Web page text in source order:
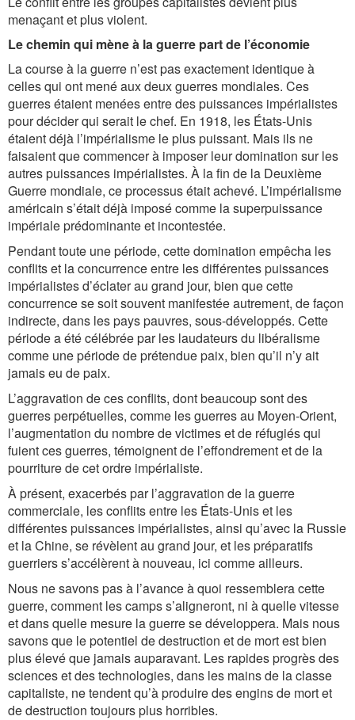
menaçant et plus violent.
Le chemin qui mène à la guerre part de l’économie
La course à la guerre n’est pas exactement identique à
celles qui ont mené aux deux guerres mondiales. Ces
guerres étaient menées entre des puissances impérialistes
pour décider qui serait le chef. En 1918, les États-Unis
étaient déjà l’impérialisme le plus puissant. Mais ils ne
faisaient que commencer à imposer leur domination sur les
autres puissances impérialistes. À la fin de la Deuxième
Guerre mondiale, ce processus était achevé. L’impérialisme
américain s’était déjà imposé comme la superpuissance
impériale prédominante et incontestée.
Pendant toute une période, cette domination empêcha les
conflits et la concurrence entre les différentes puissances
impérialistes d’éclater au grand jour, bien que cette
concurrence se soit souvent manifestée autrement, de façon
indirecte, dans les pays pauvres, sous-développés. Cette
période a été célébrée par les laudateurs du libéralisme
comme une période de prétendue paix, bien qu’il n’y ait
jamais eu de paix.
L’aggravation de ces conflits, dont beaucoup sont des
guerres perpétuelles, comme les guerres au Moyen-Orient,
l’augmentation du nombre de victimes et de réfugiés qui
fuient ces guerres, témoignent de l’effondrement et de la
pourriture de cet ordre impérialiste.
À présent, exacerbés par l’aggravation de la guerre
commerciale, les conflits entre les États-Unis et les
différentes puissances impérialistes, ainsi qu’avec la Russie
et la Chine, se révèlent au grand jour, et les préparatifs
guerriers s’accélèrent à nouveau, ici comme ailleurs.
Nous ne savons pas à l’avance à quoi ressemblera cette
guerre, comment les camps s’aligneront, ni à quelle vitesse
et dans quelle mesure la guerre se développera. Mais nous
savons que le potentiel de destruction et de mort est bien
plus élevé que jamais auparavant. Les rapides progrès des
sciences et des technologies, dans les mains de la classe
capitaliste, ne tendent qu’à produire des engins de mort et
de destruction toujours plus horribles.